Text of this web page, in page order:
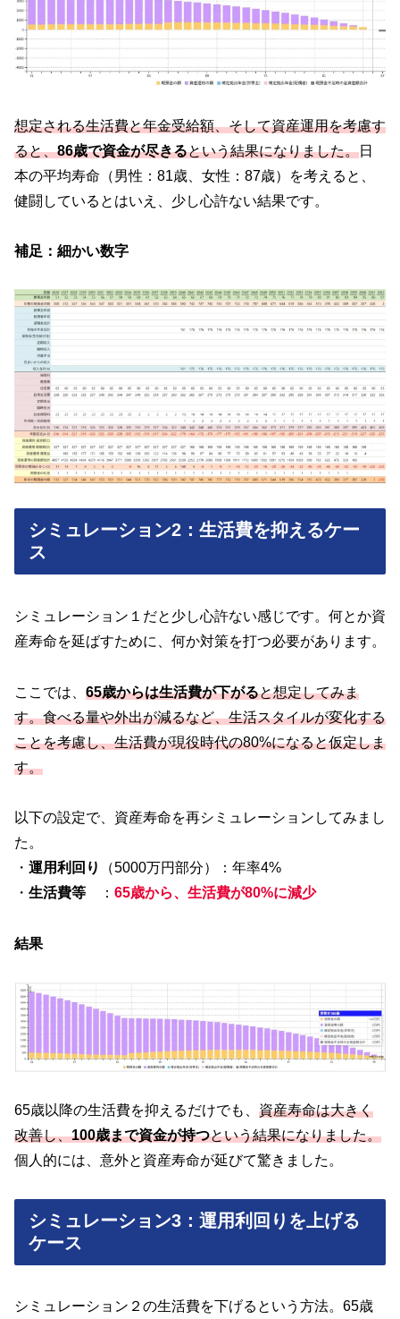
想定される生活費と年金受給額、そして資産運用を考慮す
ると、86歳で資金が尽きるという結果になりました。日
本の平均寿命（男性：81歳、女性：87歳）を考えると、
健闘しているとはいえ、少し心許ない結果です。
補足：細かい数字
シミュレーション2：生活費を抑えるケー
ス
シミュレーション１だと少し心許ない感じです。何とか資
産寿命を延ばすために、何か対策を打つ必要があります。
ここでは、 65歳からは生活費が下がると想定してみま
す。食べる量や外出が減るなど、生活スタイルが変化する
ことを考慮し、生活費が現役時代の80%になると仮定しま
す。
以下の設定で、資産寿命を再シミュレーションしてみまし
た。
・ 運用利回り
（5000万円部分）：年率4%
・ 生活費等 ： 65歳から、生活費が80%に減少
結果
65歳以降の生活費を抑えるだけでも、 資産寿命は大きく
改善し、100歳まで資金が持つという結果になりました。
個人的には、意外と資産寿命が延びて驚きました。
シミュレーション3：運用利回りを上げる
ケース
シミュレーション２の生活費を下げるという方法。65歳